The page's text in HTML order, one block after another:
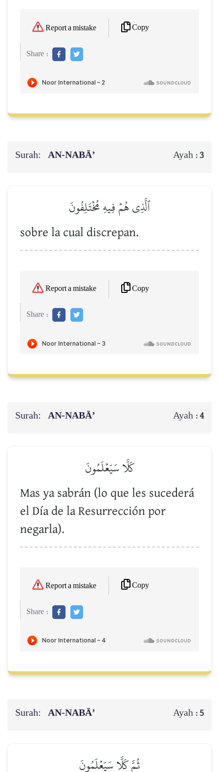
Report a mistake Copy
Share :
Surah: AN-NABĀ’ Ayah :3
ٱلَّذِي هُمۡ فِيهِ مُخۡتَلِفُونَ
sobre la cual discrepan.
Report a mistake Copy
Share :
Surah: AN-NABĀ’ Ayah :4
كَلَّا سَيَعۡلَمُونَ
Mas ya sabrán (lo que les sucederá
el Día de la Resurrección por
negarla).
Report a mistake Copy
Share :
Surah: AN-NABĀ’ Ayah :5
ثُمَّ كَلَّا سَيَعۡلَمُونَ